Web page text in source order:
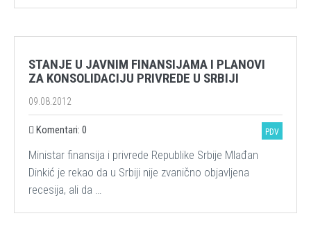
STANJE U JAVNIM FINANSIJAMA I PLANOVI
ZA KONSOLIDACIJU PRIVREDE U SRBIJI
09.08.2012
Komentari: 0 PDV
Ministar finansija i privrede Republike Srbije Mlađan
Dinkić je rekao da u Srbiji nije zvanično objavljena
recesija, ali da …